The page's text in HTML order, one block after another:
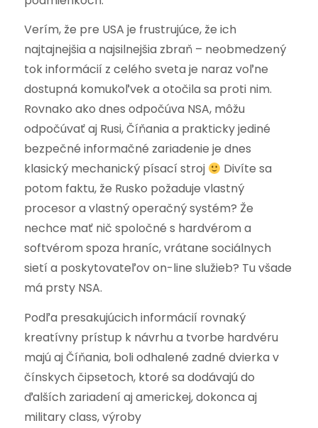
Verím, že pre USA je frustrujúce, že ich
najtajnejšia a najsilnejšia zbraň – neobmedzený
tok informácií z celého sveta je naraz voľne
dostupná komukoľvek a otočila sa proti nim.
Rovnako ako dnes odpočúva NSA, môžu
odpočúvať aj Rusi, Číňania a prakticky jediné
bezpečné informačné zariadenie je dnes
klasický mechanický písací stroj
Divíte sa
potom faktu, že Rusko požaduje vlastný
procesor a vlastný operačný systém? Že
nechce mať nič spoločné s hardvérom a
softvérom spoza hraníc, vrátane sociálnych
sietí a poskytovateľov on-line služieb? Tu všade
má prsty NSA.
Podľa presakujúcich informácií rovnaký
kreatívny prístup k návrhu a tvorbe hardvéru
majú aj Číňania, boli odhalené zadné dvierka v
čínskych čipsetoch, ktoré sa dodávajú do
ďalších zariadení aj americkej, dokonca aj
military class, výroby